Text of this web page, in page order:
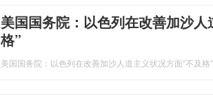
美国国务院：以色列在改善加沙
格”
美国国务院：以色列在改善加沙人道主义状况方面“不及格”